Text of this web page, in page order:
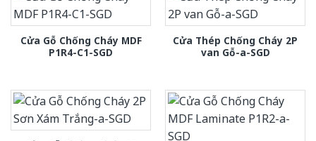
Cửa Gỗ Chống Cháy MDF
P1R4-C1-SGD
Cửa Thép Chống Cháy 2P
van Gỗ-a-SGD